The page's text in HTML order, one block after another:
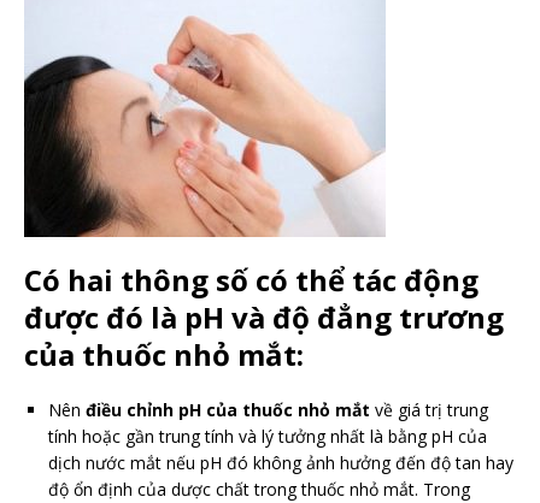
Có hai thông số có thể tác động
được đó là pH và độ đẳng trương
của thuốc nhỏ mắt:
Nên điều chỉnh pH của thuốc nhỏ mắt về giá trị trung
tính hoặc gần trung tính và lý tưởng nhất là bằng pH của
dịch nước mắt nếu pH đó không ảnh hưởng đến độ tan hay
độ ổn định của dược chất trong thuốc nhỏ mắt. Trong